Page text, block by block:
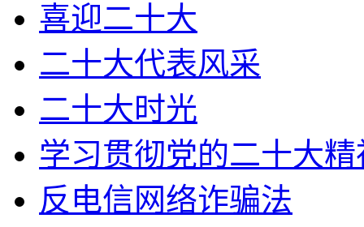
喜迎二十大
二十大代表风采
二十大时光
学习贯彻党的二十大精
反电信网络诈骗法